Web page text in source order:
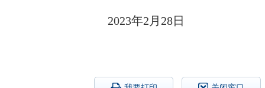
2023年2月28日